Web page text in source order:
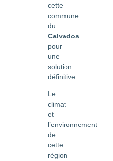
cette
commune
du
Calvados
pour
une
solution
définitive.
Le
climat
et
l’environnement
de
cette
région